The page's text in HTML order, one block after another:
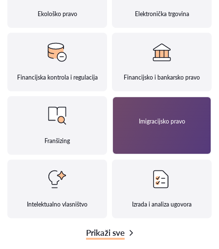
Ekološko pravo Elektronička trgovina
Financijska kontrola i regulacija Financijsko i bankarsko pravo
Franšizing
Imigracijsko pravo
Intelektualno vlasništvo Izrada i analiza ugovora
Prikaži sve